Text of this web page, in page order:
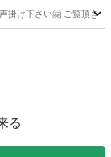
掛け下さい🤗 ご覧頂
る